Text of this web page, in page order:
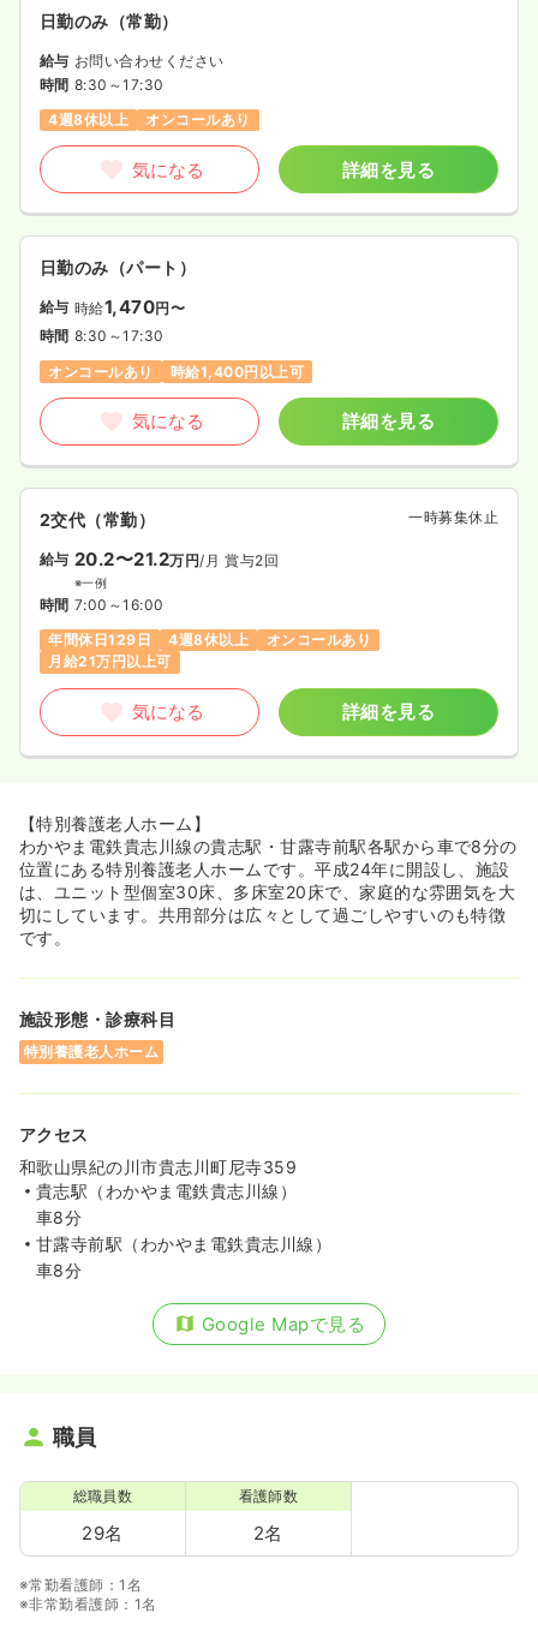
日勤のみ（常勤）
給与 お問い合わせください
時間 8:30～17:30
4週8休以上
オンコールあり
気になる 詳細を見る
日勤のみ（パート）
給与 時給1,470円〜
時間 8:30～17:30
オンコールあり
時給1,400円以上可
気になる 詳細を見る
2交代（常勤） 一時募集休止
給与 20.2〜21.2万円/月 賞与2回
※一例
時間 7:00～16:00
年間休日129日
4週8休以上
オンコールあり
月給21万円以上可
気になる 詳細を見る
【特別養護老人ホーム】
わかやま電鉄貴志川線の貴志駅・甘露寺前駅各駅から車で8分の
位置にある特別養護老人ホームです。平成24年に開設し、施設
は、ユニット型個室30床、多床室20床で、家庭的な雰囲気を大
切にしています。共用部分は広々として過ごしやすいのも特徴
です。
施設形態・診療科目
特別養護老人ホーム
アクセス
和歌山県紀の川市貴志川町尼寺359
貴志駅（わかやま電鉄貴志川線）
車8分
甘露寺前駅（わかやま電鉄貴志川線）
車8分
Google Mapで見る
職員
総職員数
29名
看護師数
2名
※常勤看護師：1名
※非常勤看護師：1名